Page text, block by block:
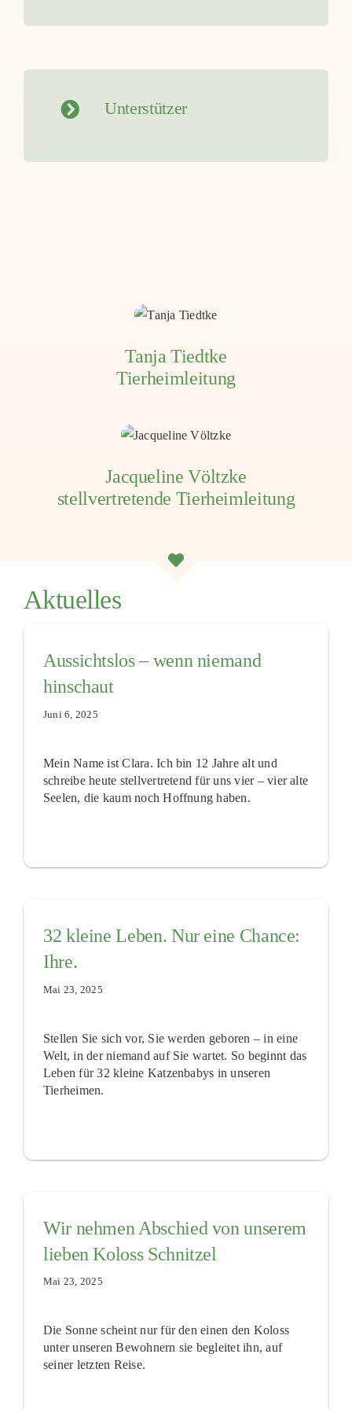
Unterstützer
Tanja Tiedtke
Tierheimleitung
Jacqueline Völtzke
stellvertretende Tierheimleitung
Aktuelles
Aussichtslos – wenn niemand
hinschaut
Juni 6, 2025
Mein Name ist Clara. Ich bin 12 Jahre alt und
schreibe heute stellvertretend für uns vier – vier alte
Seelen, die kaum noch Hoffnung haben.
32 kleine Leben. Nur eine Chance:
Ihre.
Mai 23, 2025
Stellen Sie sich vor, Sie werden geboren – in eine
Welt, in der niemand auf Sie wartet. So beginnt das
Leben für 32 kleine Katzenbabys in unseren
Tierheimen.
Wir nehmen Abschied von unserem
lieben Koloss Schnitzel
Mai 23, 2025
Die Sonne scheint nur für den einen den Koloss
unter unseren Bewohnern sie begleitet ihn, auf
seiner letzten Reise.